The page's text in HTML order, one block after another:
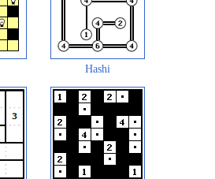
Hashi